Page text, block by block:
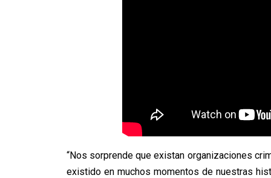
“Nos sorprende que existan organizaciones
existido en muchos momentos de nuestras